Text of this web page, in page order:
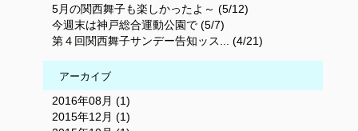
5月の関西舞子も楽しかったよ～ (5/12)
今週末は神戸総合運動公園で (5/7)
第４回関西舞子サンデー告知ッス... (4/21)
アーカイブ
2016年08月 (1)
2015年12月 (1)